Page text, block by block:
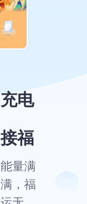
充电
接福
能量满
满，福